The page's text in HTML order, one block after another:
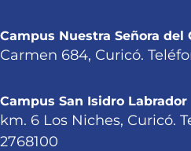
Campus Nuestra Señora del
Carmen 684, Curicó.
Campus San Isidro Labrador
km. 6 Los Niches, Curicó.
2768100